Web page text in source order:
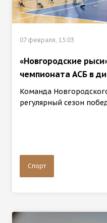
07 февраля, 15:03
«Новгородские
чемпионата АСБ в
Команда
регулярный сезон
Спорт